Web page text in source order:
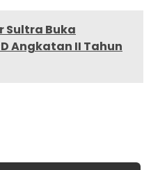
Sultra Buka
Angkatan II Tahun